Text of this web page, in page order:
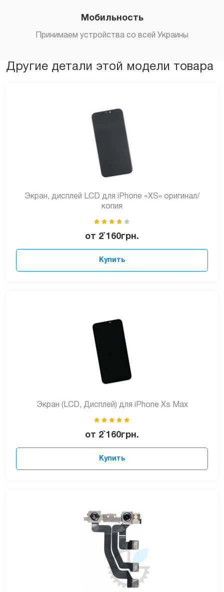
Мобильность
Принимаем устройства со всей Украины
Другие детали этой модели товара
Экран, дисплей LCD для iPhone «XS» оригинал/
копия
от 2`160грн.
Купить
Экран (LCD, Дисплей) для iPhone Xs Max
от 2`160грн.
Купить